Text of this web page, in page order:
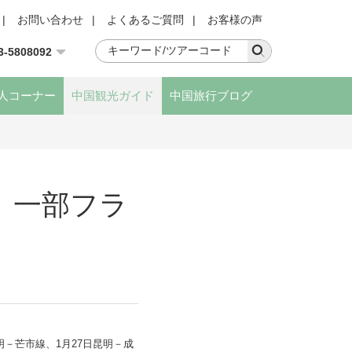
| お問い合わせ | よくあるご質問 | お客様の声
5808092
コーナー 中国観光ガイド 中国旅行ブログ
部フラ
芒市線、1月27日昆明－成